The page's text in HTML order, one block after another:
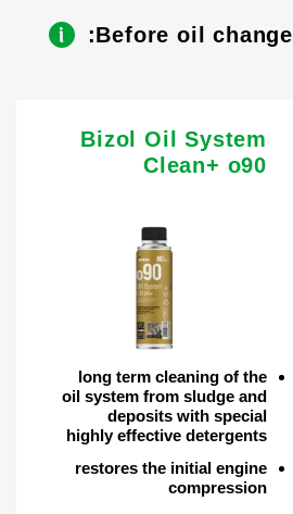
Before oil change:
Bizol Oil System
Clean+ o90
long term cleaning of the
oil system from sludge and
deposits with special
highly effective detergents
restores the initial engine
compression